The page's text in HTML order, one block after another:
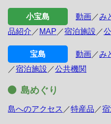
小宝島 動画 ／み
品紹介 ／ MAP ／宿泊施設 ／
宝島 動画 ／み
／宿泊施設 ／公共機関
島めぐり
島へのアクセス ／特産品 ／